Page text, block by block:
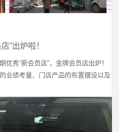
”出炉啦！
秀“新会员店”，金牌会员店出炉！
业绩考量、门店产品的布置摆设以及